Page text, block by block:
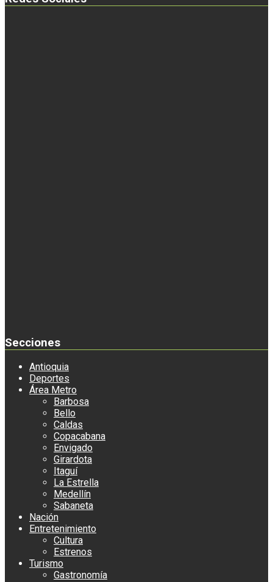
Secciones
Antioquia
Deportes
Área Metro
Barbosa
Bello
Caldas
Copacabana
Envigado
Girardota
Itaguí
La Estrella
Medellín
Sabaneta
Nación
Entretenimiento
Cultura
Estrenos
Turismo
Gastronomía